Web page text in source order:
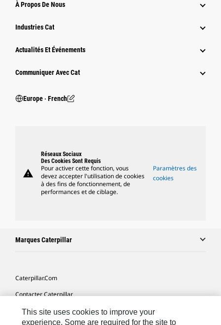
À Propos De Nous
Industries Cat
Actualités Et Événements
Communiquer Avec Cat
Europe ‧ French
warning
Réseaux Sociaux
Des Cookies Sont Requis
Pour activer cette fonction, vous
devez accepter l'utilisation de cookies
à des fins de fonctionnement, de
performances et de ciblage.
Paramètres des
cookies
Marques Caterpillar
Caterpillar.com
Contacter Caterpillar
Mes Préférences Marketing
This site uses cookies to improve your
experience. Some are required for the site to